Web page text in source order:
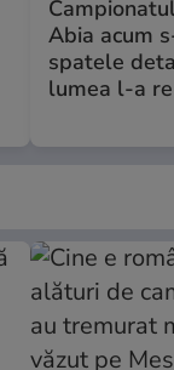
Abia acum
spatele
lumea l-a